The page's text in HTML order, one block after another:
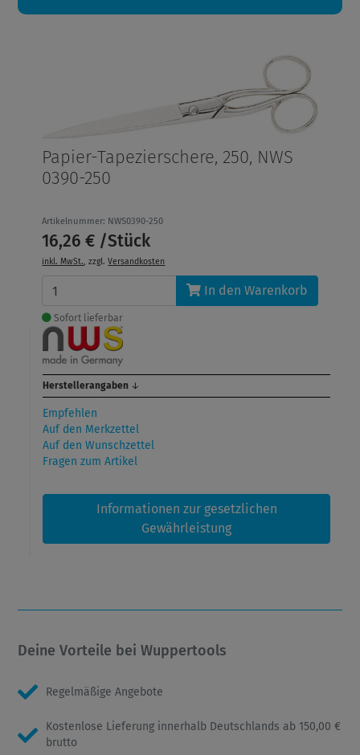
Papier-Tapezierschere, 250, NWS
0390-250
Artikelnummer: NWS0390-250
16,26 € /Stück
inkl. MwSt., zzgl.Versandkosten
In den Warenkorb
Sofort lieferbar
Herstellerangaben ↓
Empfehlen
Auf den Merkzettel
Auf den Wunschzettel
Fragen zum Artikel
Informationen zur gesetzlichen
Gewährleistung
Deine Vorteile bei Wuppertools
Regelmäßige Angebote
Kostenlose Lieferung innerhalb Deutschlands ab 150,00 €
brutto